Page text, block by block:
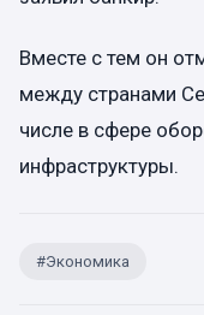
Вместе с тем он
между странами
числе в сфере
инфраструктуры.
#Экономика